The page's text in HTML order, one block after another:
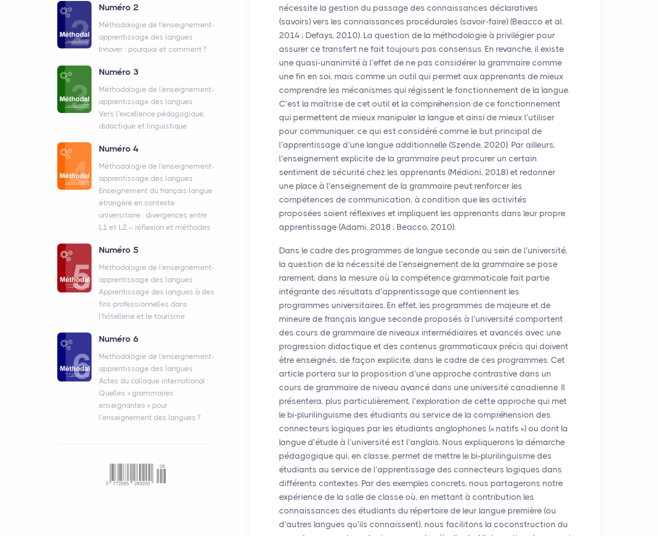
nécessite la gestion du passage des connaissances déclaratives
(savoirs) vers les connaissances procédurales (savoir-faire) (Beacco et al.
2014 ; Defays, 2010). La question de la méthodologie à privilégier pour
assurer ce transfert ne fait toujours pas consensus. En revanche, il existe
une quasi-unanimité à l’effet de ne pas considérer la grammaire comme
une fin en soi, mais comme un outil qui permet aux apprenants de mieux
comprendre les mécanismes qui régissent le fonctionnement de la langue.
C’est la maîtrise de cet outil et la compréhension de ce fonctionnement
qui permettent de mieux manipuler la langue et ainsi de mieux l’utiliser
pour communiquer, ce qui est considéré comme le but principal de
l’apprentissage d’une langue additionnelle (Szende, 2020). Par ailleurs,
l’enseignement explicite de la grammaire peut procurer un certain
sentiment de sécurité chez les apprenants (Médioni, 2018) et redonner
une place à l’enseignement de la grammaire peut renforcer les
compétences de communication, à condition que les activités
proposées soient réflexives et impliquent les apprenants dans leur propre
apprentissage (Adami, 2018 ; Beacco, 2010).
Dans le cadre des programmes de langue seconde au sein de l’université,
la question de la nécessité de l’enseignement de la grammaire se pose
rarement, dans la mesure où la compétence grammaticale fait partie
intégrante des résultats d’apprentissage que contiennent les
programmes universitaires. En effet, les programmes de majeure et de
mineure de français langue seconde proposés à l’université comportent
des cours de grammaire de niveaux intermédiaires et avancés avec une
progression didactique et des contenus grammaticaux précis qui doivent
être enseignés, de façon explicite, dans le cadre de ces programmes. Cet
article portera sur la proposition d’une approche contrastive dans un
cours de grammaire de niveau avancé dans une université canadienne. Il
présentera, plus particulièrement, l’exploration de cette approche qui met
le bi-plurilinguisme des étudiants au service de la compréhension des
connecteurs logiques par les étudiants anglophones (« natifs ») ou dont la
langue d’étude à l’université est l’anglais. Nous expliquerons la démarche
pédagogique qui, en classe, permet de mettre le bi-plurilinguisme des
étudiants au service de l’apprentissage des connecteurs logiques dans
différents contextes. Par des exemples concrets, nous partagerons notre
expérience de la salle de classe où, en mettant à contribution les
connaissances des étudiants du répertoire de leur langue première (ou
d’autres langues qu’ils connaissent), nous facilitons la coconstruction du
Numéro 2
Méthodologie de l'enseignement-
apprentissage des langues
Innover : pourquoi et comment ?
Numéro 3
Méthodologie de l'enseignement-
apprentissage des langues
Vers l’excellence pédagogique,
didactique et linguistique
Numéro 4
Méthodologie de l'enseignement-
apprentissage des langues
Enseignement du français langue
étrangère en contexte
universitaire : divergences entre
L1 et L2 – réflexion et méthodes
Numéro 5
Méthodologie de l'enseignement-
apprentissage des langues
Apprentissage des langues à des
fins professionnelles dans
l’hôtellerie et le tourisme
Numéro 6
Méthodologie de l'enseignement-
apprentissage des langues
Actes du colloque international :
Quelles « grammaires
enseignantes » pour
l’enseignement des langues ?